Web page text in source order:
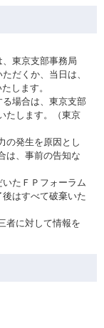
東京支部事務局
だくか、当日は、
します。
場合は、東京支部
たします。（東京
の発生を原因とし
は、事前の告知な
たＦＰフォーラム
はすべて破棄いた
者に対して情報を